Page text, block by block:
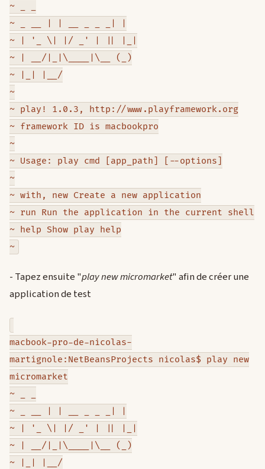
~ _ _
~ _ __ | | __ _ _ _| |
~ | '_ \| |/ _' | || |_|
~ | __/|_|\____|\__ (_)
~ |_| |__/
~
~ play! 1.0.3, http://www.playframework.org
~ framework ID is macbookpro
~
~ Usage: play cmd [app_path] [--options]
~
~ with, new Create a new application
~ run Run the application in the current shell
~ help Show play help
~
- Tapez ensuite "play new micromarket" afin de créer une
application de test
macbook-pro-de-nicolas-
martignole:NetBeansProjects nicolas$ play new
micromarket
~ _ _
~ _ __ | | __ _ _ _| |
~ | '_ \| |/ _' | || |_|
~ | __/|_|\____|\__ (_)
~ |_| |__/